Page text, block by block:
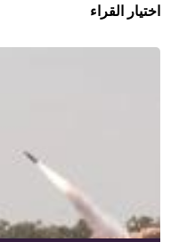
اختيار القراء